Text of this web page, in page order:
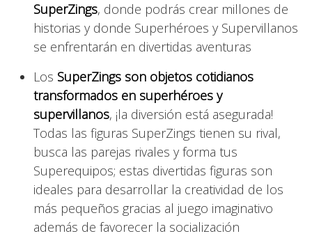
SuperZings, donde podrás crear millones de
historias y donde Superhéroes y Supervillanos
se enfrentarán en divertidas aventuras
Los SuperZings son objetos cotidianos
transformados en superhéroes y
supervillanos, ¡la diversión está asegurada!
Todas las figuras SuperZings tienen su rival,
busca las parejas rivales y forma tus
Superequipos; estas divertidas figuras son
ideales para desarrollar la creatividad de los
más pequeños gracias al juego imaginativo
además de favorecer la socialización